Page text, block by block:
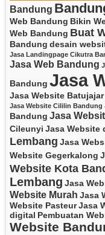
Bandung
Web Bandung Bikin
Web Bandung Buat
Bandung desain
Jasa Landingpage Cikutra
Jasa Web Bandung
Bandung Jasa
Jasa Website Batujajar
Jasa Website Cililin Bandung
Bandung Jasa
Cileunyi Jasa Website
Lembang Jasa
Website Gegerkalong
Website Kota
Lembang Jasa
Website Murah Jasa
Website PasteurJasa
digital Pembuatan
Website